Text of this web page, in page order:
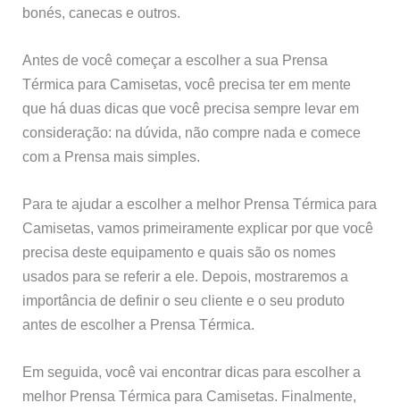
bonés, canecas e outros.
Antes de você começar a escolher a sua Prensa
Térmica para Camisetas, você precisa ter em mente
que há duas dicas que você precisa sempre levar em
consideração: na dúvida, não compre nada e comece
com a Prensa mais simples.
Para te ajudar a escolher a melhor Prensa Térmica para
Camisetas, vamos primeiramente explicar por que você
precisa deste equipamento e quais são os nomes
usados para se referir a ele. Depois, mostraremos a
importância de definir o seu cliente e o seu produto
antes de escolher a Prensa Térmica.
Em seguida, você vai encontrar dicas para escolher a
melhor Prensa Térmica para Camisetas. Finalmente,